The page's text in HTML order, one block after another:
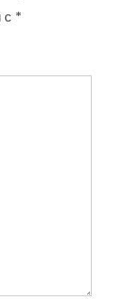
с *